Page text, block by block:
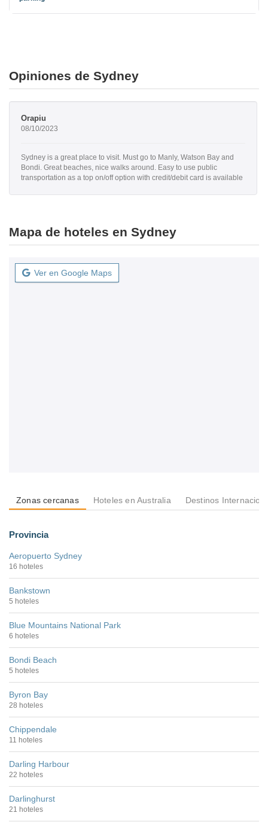
Opiniones de Sydney
Orapiu
08/10/2023
Sydney is a great place to visit. Must go to Manly, Watson Bay and
Bondi. Great beaches, nice walks around. Easy to use public
transportation as a top on/off option with credit/debit card is available
Mapa de hoteles en Sydney
Ver en Google Maps
Zonas cercanas Hoteles en Australia Destinos
Provincia
Aeropuerto Sydney
16 hoteles
Bankstown
5 hoteles
Blue Mountains National Park
6 hoteles
Bondi Beach
5 hoteles
Byron Bay
28 hoteles
Chippendale
11 hoteles
Darling Harbour
22 hoteles
Darlinghurst
21 hoteles